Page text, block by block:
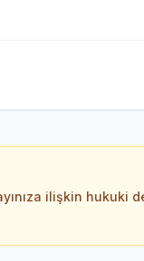
ilişkin hukuki